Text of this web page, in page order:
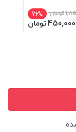
تومان 76%
450,000تومان